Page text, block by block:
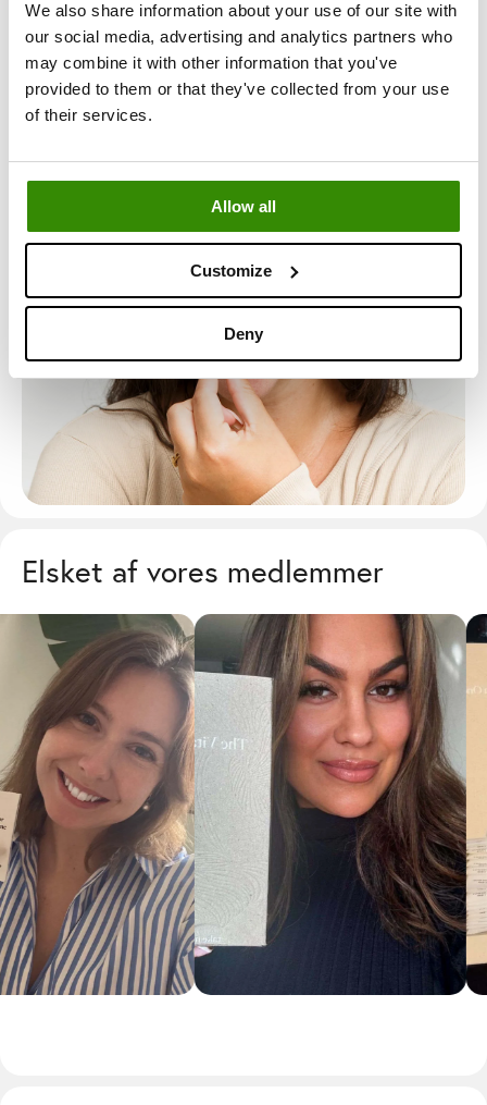
We also share information about your use of our site with
our social media, advertising and analytics partners who
may combine it with other information that you've
provided to them or that they've collected from your use
of their services.
Allow all
Customize
Deny
Find dit match
Elsket af vores medlemmer